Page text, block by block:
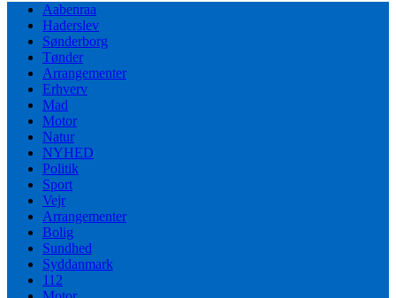
Aabenraa
Haderslev
Sønderborg
Tønder
Arrangementer
Erhverv
Mad
Motor
Natur
NYHED
Politik
Sport
Vejr
Arrangementer
Bolig
Sundhed
Syddanmark
112